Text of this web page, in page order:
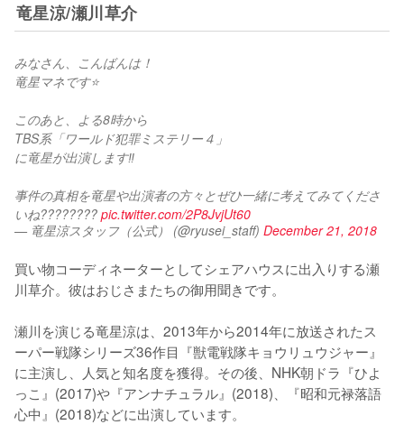
竜星涼/瀬川草介
みなさん、こんばんは！
竜星マネです⭐️
このあと、よる8時から
TBS系「ワールド犯罪ミステリー４」
に竜星が出演します‼️
事件の真相を竜星や出演者の方々とぜひ一緒に考えてみてくださ
いね???????? pic.twitter.com/2P8JvjUt60
— 竜星涼スタッフ（公式） (@ryusei_staff) December 21, 2018
買い物コーディネーターとしてシェアハウスに出入りする瀬
川草介。彼はおじさまたちの御用聞きです。
瀬川を演じる竜星涼は、2013年から2014年に放送されたス
ーパー戦隊シリーズ36作目『獣電戦隊キョウリュウジャー』
に主演し、人気と知名度を獲得。その後、NHK朝ドラ『ひよ
っこ』(2017)や『アンナチュラル』(2018)、『昭和元禄落語
心中』(2018)などに出演しています。